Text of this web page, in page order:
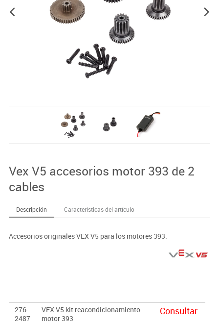
Vex V5 accesorios motor 393 de 2
cables
Descripción Características del artículo
Accesorios originales VEX V5 para los motores 393.
276-
2487
VEX V5 kit reacondicionamiento
motor 393
Consultar